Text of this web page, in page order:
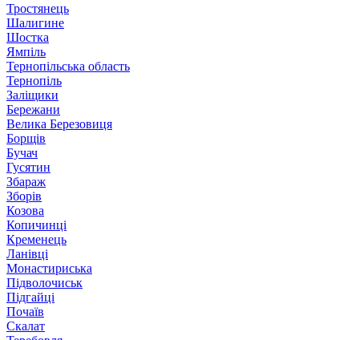
Тростянець
Шалигине
Шостка
Ямпіль
Тернопільська область
Тернопіль
Заліщики
Бережани
Велика Березовиця
Борщів
Бучач
Гусятин
Збараж
Зборів
Козова
Копичинці
Кременець
Ланівці
Монастириська
Підволочиськ
Підгайці
Почаїв
Скалат